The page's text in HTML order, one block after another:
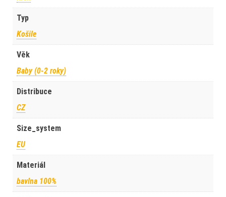
Typ
Košile
Věk
Baby (0-2 roky)
Distribuce
CZ
Size_system
EU
Materiál
bavlna 100%